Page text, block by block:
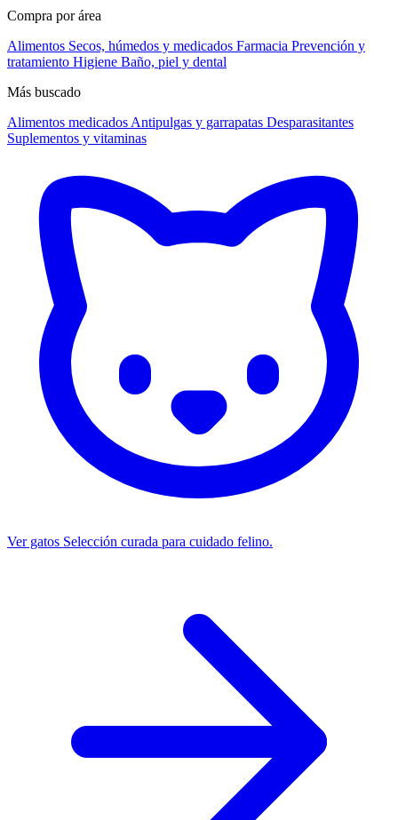
Compra por área
Alimentos Secos, húmedos y medicados Farmacia Prevención y
tratamiento Higiene Baño, piel y dental
Más buscado
Alimentos medicados Antipulgas y garrapatas Desparasitantes
Suplementos y vitaminas
Ver gatos Selección curada para cuidado felino.